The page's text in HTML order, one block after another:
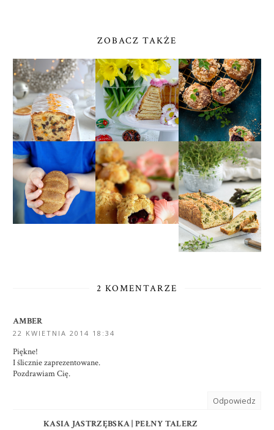
ZOBACZ TAKŻE
2 KOMENTARZE
AMBER
22 KWIETNIA 2014 18:34
Piękne!
I ślicznie zaprezentowane.
Pozdrawiam Cię.
Odpowiedz
KASIA JASTRZĘBSKA | PEŁNY TALERZ